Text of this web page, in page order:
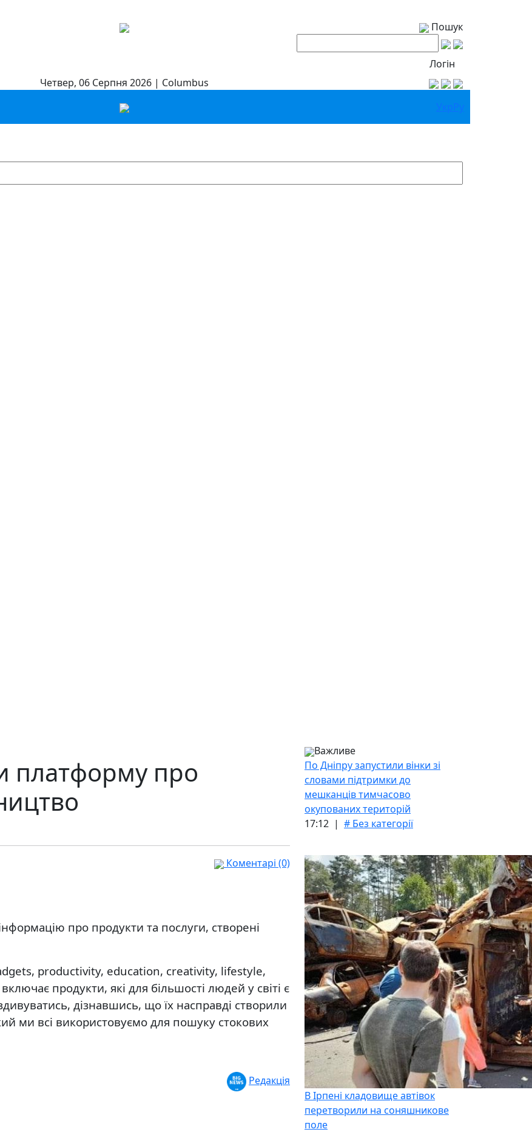
Пошук
Логін
Четвер, 06 Серпня 2026 | Columbus
УкрРу
платформу про
Коментарі (0)
про продукти та послуги, створені
productivity, education, creativity, lifestyle,
продукти, які для більшості людей у світі є
дізнавшись, що їх насправді створили
ми всі використовуємо для пошуку стокових
Редакція
Важливе
По Дніпру запустили вінки зі
словами підтримки до
мешканців тимчасово
окупованих територій
17:12 | # Без категорії
В Ірпені кладовище автівок
перетворили на соняшникове
поле